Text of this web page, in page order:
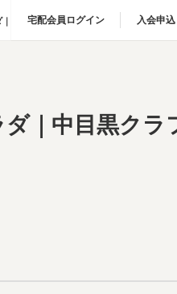
宅配会員ログイン 入会申込
宅配会員ログイン 入会申込
中目黒クラフタル大土橋シェフのオリジ
｜中目黒クラ